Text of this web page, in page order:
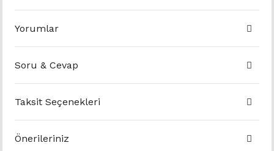
Yorumlar
Soru & Cevap
Taksit Seçenekleri
Önerileriniz